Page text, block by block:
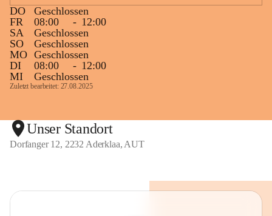
Die OMV Austria ist bemüht, für die
Bevölkerung ungewohnte, jedoch
technisch notwendige Betriebszustände so
kurz wie möglich zu halten.
Wir bitten daher die umliegende
Bevölkerung um Verständnis.
GmbH
Anrainerservice
DO
Geschlossen
FR
08:00 - 12:00
SA
Geschlossen
SO
Geschlossen
MO Geschlossen
DI
08:00 - 12:00
MI
Geschlossen
Zuletzt bearbeitet: 27.08.2025
Unser Standort
Dorfanger 12, 2232 Aderklaa, AUT